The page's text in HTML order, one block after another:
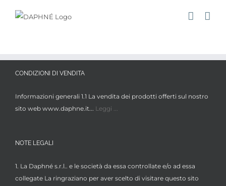
CONDIZIONI DI VENDITA
Informazioni generali 1.1 La vendita dei prodotti offerti sul nostro
sito web www.daphne.it... Leggi ...
NOTE LEGALI
1. La Daphné s.r.l.. e le società da essa controllate e/o ad essa
collegate La ringraziano per aver scelto di visitare questo sito